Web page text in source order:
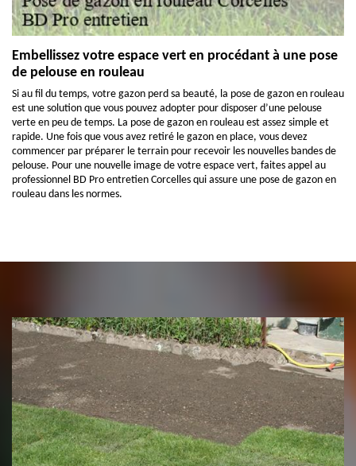
Embellissez votre espace vert en procédant à une pose
de pelouse en rouleau
Si au fil du temps, votre gazon perd sa beauté, la pose de gazon en rouleau
est une solution que vous pouvez adopter pour disposer d’une pelouse
verte en peu de temps. La pose de gazon en rouleau est assez simple et
rapide. Une fois que vous avez retiré le gazon en place, vous devez
commencer par préparer le terrain pour recevoir les nouvelles bandes de
pelouse. Pour une nouvelle image de votre espace vert, faites appel au
professionnel BD Pro entretien Corcelles qui assure une pose de gazon en
rouleau dans les normes.